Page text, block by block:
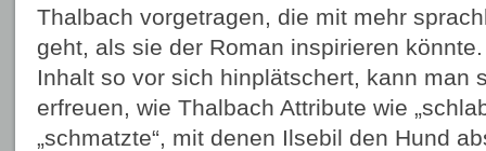
Thalbach vorgetragen, die mit mehr
geht, als sie der Roman inspirieren
Inhalt so vor sich hinplätschert, kann man
erfreuen, wie Thalbach Attribute wie
„schmatzte“, mit denen Ilsebil den Hund